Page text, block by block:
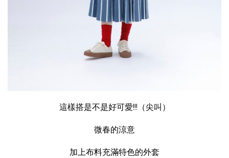
這樣搭是不是好可愛!!!（尖叫）
微春的涼意
加上布料充滿特色的外套